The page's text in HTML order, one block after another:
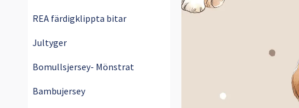
REA färdigklippta bitar
Jultyger
Bomullsjersey- Mönstrat
Bambujersey